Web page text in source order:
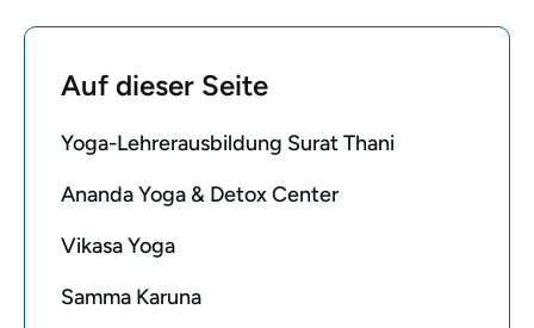
Auf dieser Seite
Yoga-Lehrerausbildung Surat Thani
Ananda Yoga & Detox Center
Vikasa Yoga
Samma Karuna